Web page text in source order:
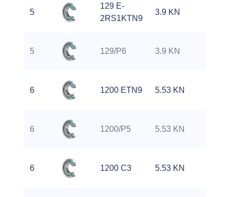
5
129 E-
2RS1KTN9
3.9 KN
5 129/P6 3.9 KN
6 1200 ETN9 5.53 KN
6 1200/P5 5.53 KN
6 1200 C3 5.53 KN